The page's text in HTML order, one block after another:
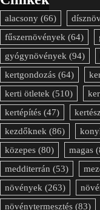
alacsony (66)
fűszernövények (64)
gyógynövények (94)
kertgondozás (64)
kerti ötletek (510)
kertépítés (47)
kezdőknek (86)
közepes (80) magas
medditerrán (53)
növények (263)
növénytermesztés (83)